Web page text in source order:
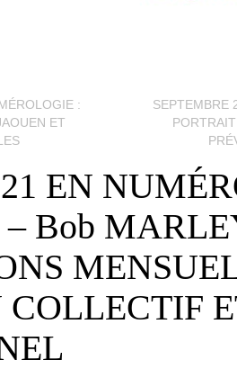
:
ET
SEPTEMBRE
EN
Bob